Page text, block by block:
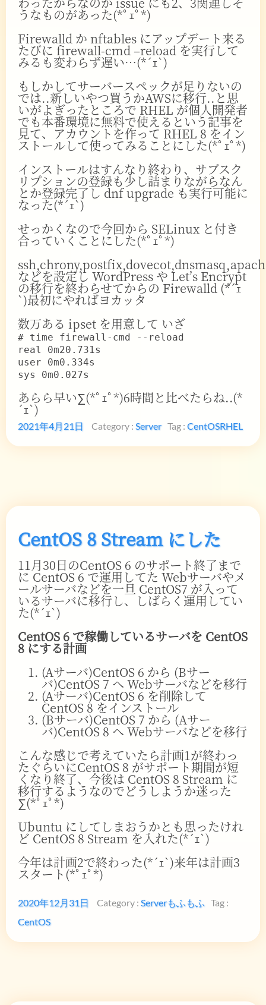
うなものがあった(*ﾟｪﾟ*)
Firewalld か nftables にアップデート来る
たびに firewall-cmd –reload を実行して
みるも変わらず遅い…(*´ｪ`)
もしかしてサーバースペックが足りないの
では..新しいやつ買うかAWSに移行..と思
いがよぎったところで RHEL が個人開発者
でも本番環境に無料で使えるという記事を
見て、アカウントを作って RHEL 8 をイン
ストールして使ってみることにした(*ﾟｪﾟ*)
インストールはすんなり終わり、サブスク
リプションの登録も少し詰まりながらなん
とか登録完了し dnf upgrade も実行可能に
なった(*´ｪ`)
せっかくなので今回から SELinux と付き
合っていくことにした(*ﾟｪﾟ*)
などを設定し WordPress や Let’s Encrypt
の移行を終わらせてからの Firewalld (*´ｪ
`)最初にやればヨカッタ
数万ある ipset を用意して いざ
# time firewall-cmd --reload
real 0m20.731s
user 0m0.334s
sys 0m0.027s
あらら早い∑(*ﾟｪﾟ*)6時間と比べたらね..(*
´ｪ`)
2021年4月21日 Category : Server Tag : CentOSRHEL
CentOS 8 Stream にした
11月30日のCentOS 6 のサポート終了まで
に CentOS 6 で運用してた Webサーバやメ
ールサーバなどを一旦 CentOS7 が入って
いるサーバに移行し、しばらく運用してい
た(*´ｪ`)
CentOS 6 で稼働しているサーバを CentOS
8 にする計画
(Aサーバ)CentOS 6 から (Bサー
バ)CentOS 7 へ Webサーバなどを移行
(Aサーバ)CentOS 6 を削除して
CentOS 8 をインストール
(Bサーバ)CentOS 7 から (Aサー
バ)CentOS 8 へ Webサーバなどを移行
こんな感じで考えていたら計画1が終わっ
たぐらいにCentOS 8 がサポート期間が短
くなり終了、今後は CentOS 8 Stream に
移行するようなのでどうしようか迷った
∑(*ﾟｪﾟ*)
Ubuntu にしてしまおうかとも思ったけれ
ど CentOS 8 Stream を入れた(*´ｪ`)
今年は計画2で終わった(*´ｪ`)来年は計画3
スタート(*ﾟｪﾟ*)
2020年12月31日 Category : Serverもふもふ Tag :
CentOS